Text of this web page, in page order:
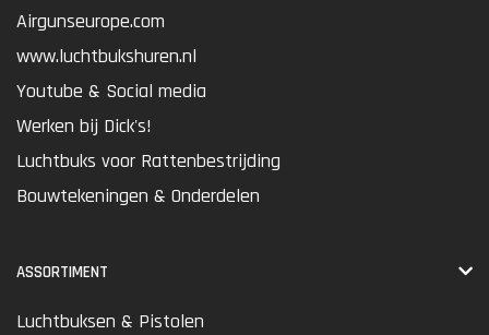
Airgunseurope.com
www.luchtbukshuren.nl
Youtube & Social media
Werken bij Dick's!
Luchtbuks voor Rattenbestrijding
Bouwtekeningen & Onderdelen
ASSORTIMENT
Luchtbuksen & Pistolen